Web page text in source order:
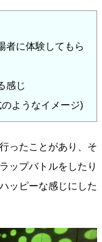
者に体験してもら
感じ
ようなイメージ)
ったことがあり、そ
ップバトルをしたり
ッピーな感じにした